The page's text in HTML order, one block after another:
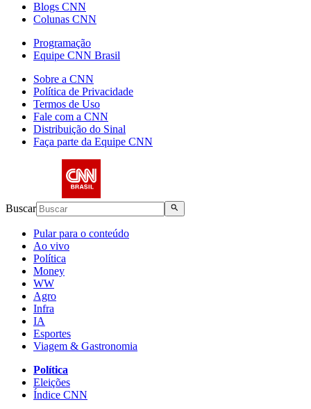
Blogs CNN
Colunas CNN
Programação
Equipe CNN Brasil
Sobre a CNN
Política de Privacidade
Termos de Uso
Fale com a CNN
Distribuição do Sinal
Faça parte da Equipe CNN
Buscar
Pular para o conteúdo
Ao vivo
Política
Money
WW
Agro
Infra
IA
Esportes
Viagem & Gastronomia
Política
Eleições
Índice CNN